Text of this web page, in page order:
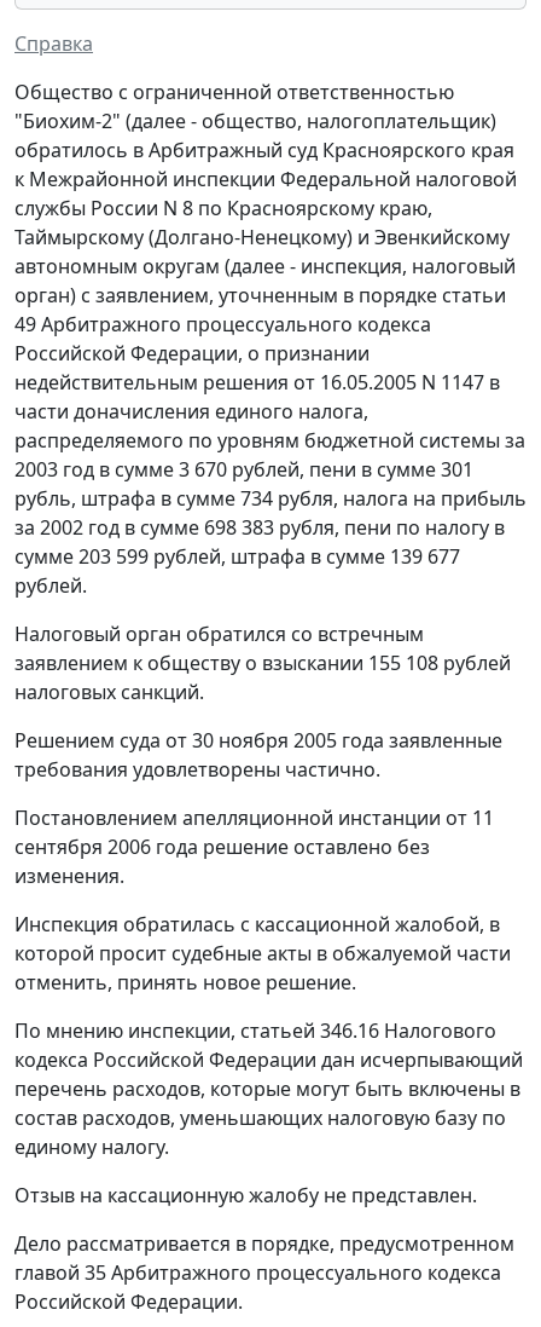
Справка
Общество с ограниченной ответственностью
"Биохим-2" (далее - общество, налогоплательщик)
обратилось в Арбитражный суд Красноярского края
к Межрайонной инспекции Федеральной налоговой
службы России N 8 по Красноярскому краю,
Таймырскому (Долгано-Ненецкому) и Эвенкийскому
автономным округам (далее - инспекция, налоговый
орган) с заявлением, уточненным в порядке статьи
49 Арбитражного процессуального кодекса
Российской Федерации, о признании
недействительным решения от 16.05.2005 N 1147 в
части доначисления единого налога,
распределяемого по уровням бюджетной системы за
2003 год в сумме 3 670 рублей, пени в сумме 301
рубль, штрафа в сумме 734 рубля, налога на прибыль
за 2002 год в сумме 698 383 рубля, пени по налогу в
сумме 203 599 рублей, штрафа в сумме 139 677
рублей.
Налоговый орган обратился со встречным
заявлением к обществу о взыскании 155 108 рублей
налоговых санкций.
Решением суда от 30 ноября 2005 года заявленные
требования удовлетворены частично.
Постановлением апелляционной инстанции от 11
сентября 2006 года решение оставлено без
изменения.
Инспекция обратилась с кассационной жалобой, в
которой просит судебные акты в обжалуемой части
отменить, принять новое решение.
По мнению инспекции, статьей 346.16 Налогового
кодекса Российской Федерации дан исчерпывающий
перечень расходов, которые могут быть включены в
состав расходов, уменьшающих налоговую базу по
единому налогу.
Отзыв на кассационную жалобу не представлен.
Дело рассматривается в порядке, предусмотренном
главой 35 Арбитражного процессуального кодекса
Российской Федерации.